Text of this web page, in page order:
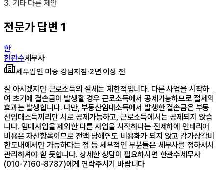
3. 기타 다른 제안
전문가 답변 1
한
한관수세무사
세무법인 미송 강남지점·2년 이상 전
잘 아시겠지만 근로소득의 절세는 제한적입니다. 다른 사업을 시작하
여 초기에 결손금이 발생할 경우 근로소득에서 공제가능하므로 절세의
효과는 발생합니다. 다만, 부동산임대소득에서 발생한 결손금은 부동
산임대소득끼리만 서로 공제가능하고, 근로소득에서는 공제되지 않습
니다. 임대사업을 제외한 다른 사업을 시작하다는 전제하에 인테리어
비용은 자산항목이므로 전액 당해연도 비용화가 되지 않고 감가상각비
한도내에서만 가능하다는 점 등 세부적인 부분들은 세무사를 정하셔서
관리하셔야 핟 듯합니다. 상세한 상담이 필요하시면 한관수세무사
(010-7160-8787)에게 연락주시기 바랍니다